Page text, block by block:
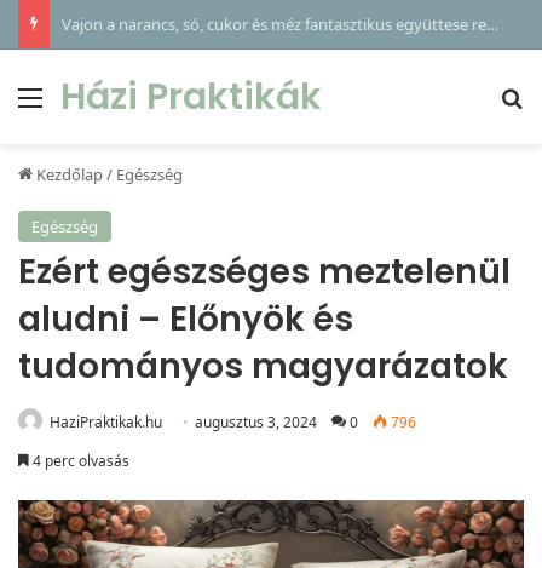
Vajon a narancs, só, cukor és méz fantasztikus együttese rejti a kulcsot gyermeke makacs köhögésének enyhítésére?
Menü
Házi Praktikák
Kezdőlap/ Egészség
Egészség
Ezért egészséges meztelenül
aludni – Előnyök és
tudományos magyarázatok
HaziPraktikak.hu augusztus 3, 2024 0
796
4 perc olvasás